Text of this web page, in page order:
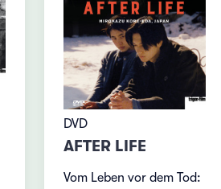
DVD
AFTER LIFE
Vom Leben vor dem Tod: